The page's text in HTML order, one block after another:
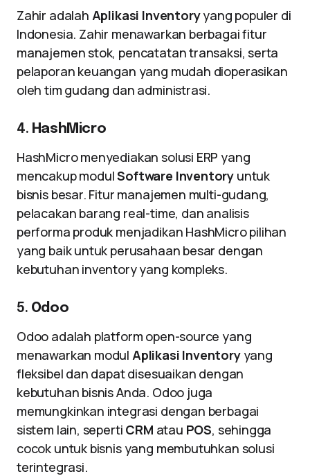
Zahir adalah Aplikasi Inventoryyang populer di
Indonesia. Zahir menawarkan berbagai fitur
manajemen stok, pencatatan transaksi, serta
pelaporan keuangan yang mudah dioperasikan
oleh tim gudang dan administrasi.
4. HashMicro
HashMicro menyediakan solusi ERP yang
mencakup modulSoftware Inventory untuk
bisnis besar. Fitur manajemen multi-gudang,
pelacakan barang real-time, dan analisis
performa produk menjadikan HashMicro pilihan
yang baik untuk perusahaan besar dengan
kebutuhan inventory yang kompleks.
5. Odoo
Odoo adalah platform open-source yang
menawarkan modul Aplikasi Inventoryyang
fleksibel dan dapat disesuaikan dengan
kebutuhan bisnis Anda. Odoo juga
memungkinkan integrasi dengan berbagai
sistem lain, seperti CRM atau POS, sehingga
cocok untuk bisnis yang membutuhkan solusi
terintegrasi.